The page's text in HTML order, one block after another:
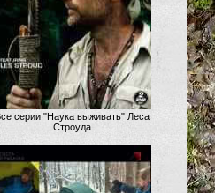
серии "Наука выживать" Леса
Строуда